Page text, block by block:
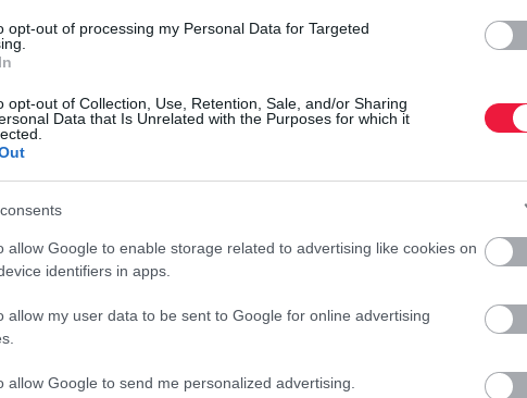
opt-out of processing my Personal Data for Targeted
opt-out of Collection, Use, Retention, Sale, and/or Sharing
Data that Is Unrelated with the Purposes for which it
allow Google to enable storage related to advertising like cookies on
identifiers in apps.
allow my user data to be sent to Google for online advertising
allow Google to send me personalized advertising.
sor végére kerülnek, ha a gyártóknak dönteniük kell.
is nehézségekbe ütköznének a vásárlók az ellátási lánc
eltorlaszoló Ever Given konténerhajó, jelentősen
hez képest a kertészeti központok látogatottsága 97
termékek közé, ez hamarosan változhat, ugyanis
problémákat tapasztalt
rajta minden bevásárló listáján,
A
ezt